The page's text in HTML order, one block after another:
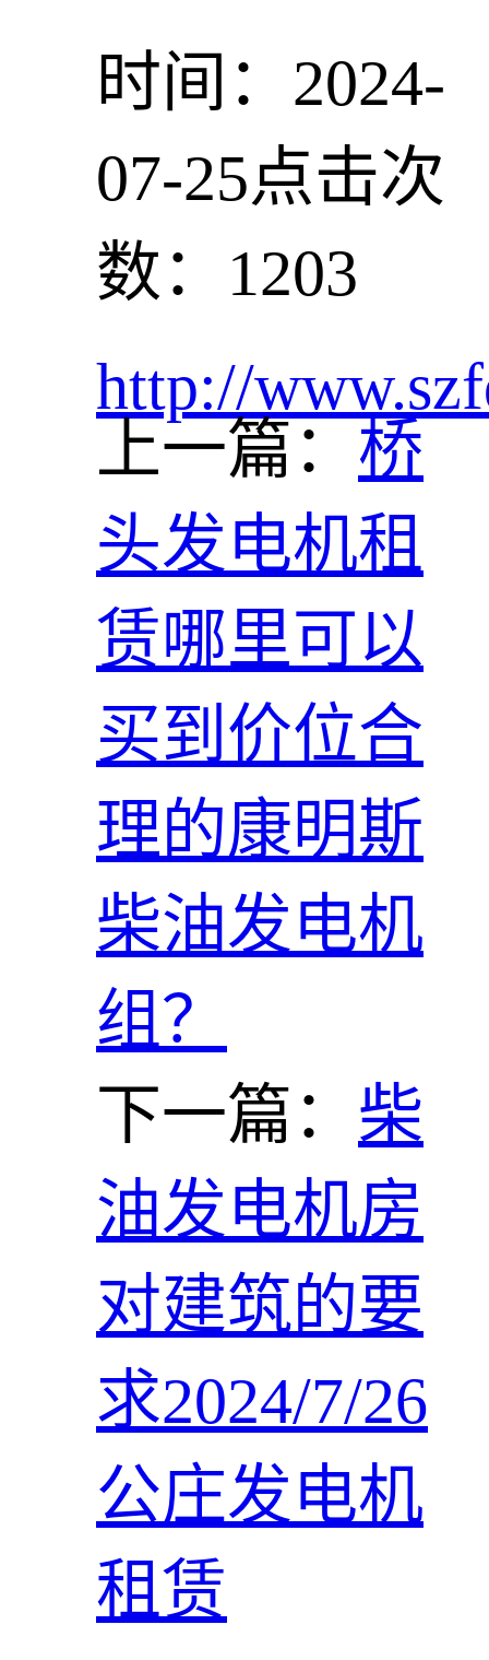
时间：2024-
07-25点击次
数：1203
http://
上一篇： 桥
头发电机租
赁哪里可以
买到价位合
理的康明斯
柴油发电机
组？
下一篇： 柴
油发电机房
对建筑的要
求2024/7/26
公庄发电机
租赁